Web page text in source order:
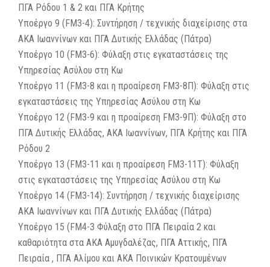
ΠΓΑ Ρόδου 1 & 2 και ΠΓΑ Κρήτης
Υποέργο 9 (FM3-4): Συντήρηση / τεχνικής διαχείρισης στα
ΑΚΑ Ιωαννίνων και ΠΓΑ Δυτικής Ελλάδας (Πάτρα)
Υποέργο 10 (FM3-6): Φύλαξη στις εγκαταστάσεις της
Υπηρεσίας Ασύλου στη Κω
Υποέργο 11 (FM3-8 και η προαίρεση FM3-8Π): Φύλαξη στις
εγκαταστάσεις της Υπηρεσίας Ασύλου στη Κω
Υποέργο 12 (FM3-9 και η προαίρεση FM3-9Π): Φύλαξη στο
ΠΓΑ Δυτικής Ελλάδας, ΑΚΑ Ιωαννίνων, ΠΓΑ Κρήτης και ΠΓΑ
Ρόδου 2
Υποέργο 13 (FM3-11 και η προαίρεση FM3-11Τ): Φύλαξη
στις εγκαταστάσεις της Υπηρεσίας Ασύλου στη Κω
Υποέργο 14 (FM3-14): Συντήρηση / τεχνικής διαχείρισης
ΑΚΑ Ιωαννίνων και ΠΓΑ Δυτικής Ελλάδας (Πάτρα)
Υποέργο 15 (FM4-3 Φύλαξη στο ΠΓΑ Πειραία 2 και
καθαριότητα στα ΑΚΑ Αμυγδαλέζας, ΠΓΑ Αττικής, ΠΓΑ
Πειραία , ΠΓΑ Αλίμου και ΑΚΑ Ποινικών Κρατουμένων